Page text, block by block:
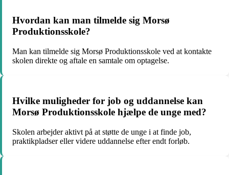
Hvordan kan man tilmelde sig Morsø
Produktionsskole?
Man kan tilmelde sig Morsø Produktionsskole ved at kontakte
skolen direkte og aftale en samtale om optagelse.
Hvilke muligheder for job og uddannelse kan
Morsø Produktionsskole hjælpe de unge med?
Skolen arbejder aktivt på at støtte de unge i at finde job,
praktikpladser eller videre uddannelse efter endt forløb.